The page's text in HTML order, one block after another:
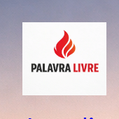
conteúdo